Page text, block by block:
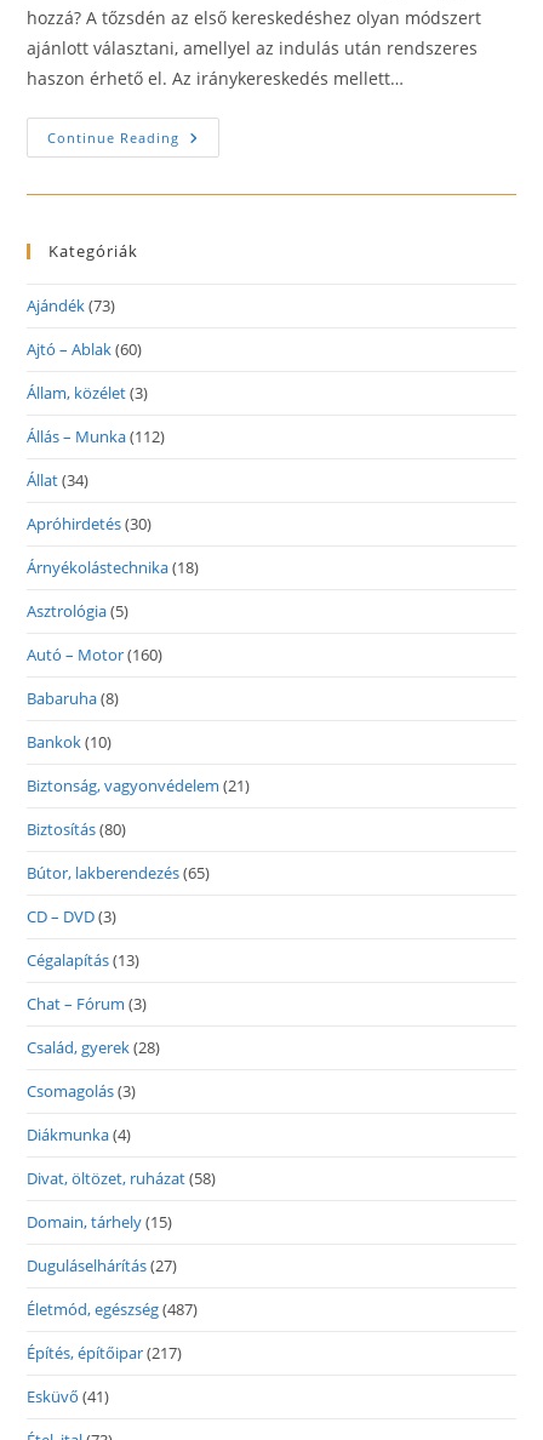
hozzá? A tőzsdén az első kereskedéshez olyan módszert
ajánlott választani, amellyel az indulás után rendszeres
haszon érhető el. Az iránykereskedés mellett…
Continue Reading Rendszeres
Jövedelem
Kereskedéssel
Kategóriák
Ajándék(73)
Ajtó – Ablak(60)
Állam, közélet(3)
Állás – Munka(112)
Állat(34)
Apróhirdetés(30)
Árnyékolástechnika(18)
Asztrológia(5)
Autó – Motor(160)
Babaruha(8)
Bankok(10)
Biztonság, vagyonvédelem (21)
Biztosítás(80)
Bútor, lakberendezés(65)
CD – DVD(3)
Cégalapítás(13)
Chat – Fórum (3)
Család, gyerek(28)
Csomagolás(3)
Diákmunka(4)
Divat, öltözet, ruházat(58)
Domain, tárhely(15)
Duguláselhárítás(27)
Életmód, egészség(487)
Építés, építőipar(217)
Esküvő (41)